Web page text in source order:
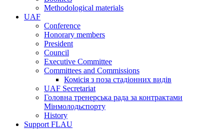
Methodological materials
UAF
Conference
Honorary members
President
Council
Executive Committee
Committees and Commissions
Комісія з поза стадіонних видів
UAF Secretariat
Головна тренерська рада за контрактами
Мінмолодьспорту
History
Support FLAU